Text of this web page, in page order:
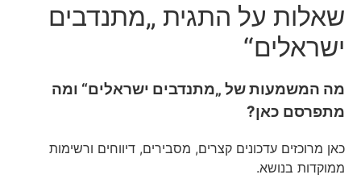
שאלות על התגית „מתנדבים
ישראלים“
מה המשמעות של „מתנדבים ישראלים“ ומה
מתפרסם כאן?
כאן מרוכזים עדכונים קצרים, מסבירים, דיווחים ורשימות
ממוקדות בנושא.